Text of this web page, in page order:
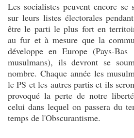
Les socialistes peuvent encore se
sur leurs listes électorales
être le parti le plus fort en
au fur et à mesure que la
développe en Europe (Pays-
musulmans), ils devront se
nombre. Chaque année les
le PS et les autres partis et ils
provoqué la perte de notre
celui dans lequel on passera du
temps de l'Obscurantisme.